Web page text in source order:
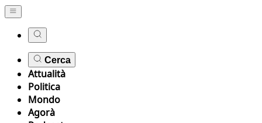
Cerca
Attualità
Politica
Mondo
Agorà